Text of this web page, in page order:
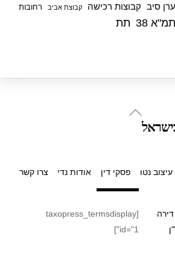
ערן סיב קבוצות רכישה קבוצת אביב
רחובות
תמ"א 38 תת
Back
עיצוב נטו פסקי דין אודות נדי צרו קשר
[taxopress_termsdisplay
id="1"]